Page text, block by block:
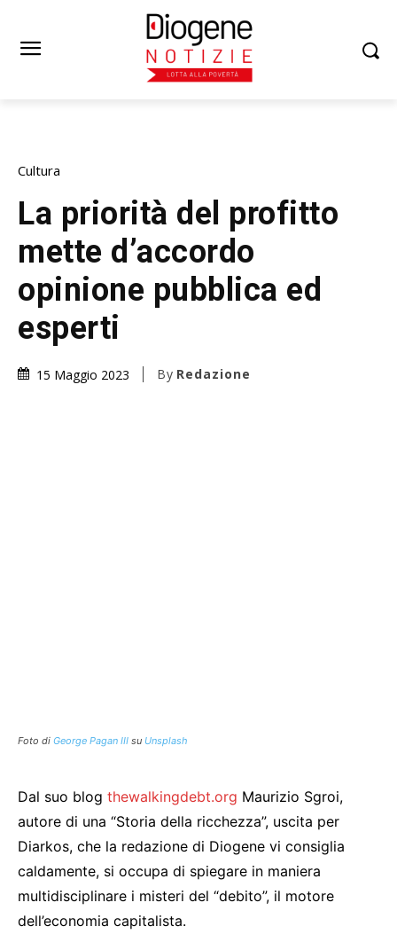
Cultura
La priorità del profitto
mette d’accordo
opinione pubblica ed
esperti
15 Maggio 2023 By Redazione
Foto di George Pagan III su Unsplash
Dal suo blog thewalkingdebt.org Maurizio Sgroi,
autore di una “Storia della ricchezza”, uscita per
Diarkos, che la redazione di Diogene vi consiglia
caldamente, si occupa di spiegare in maniera
multidisciplinare i misteri del “debito”, il motore
dell’economia capitalista.